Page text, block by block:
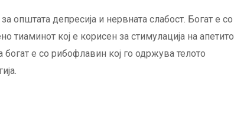
општата депресија и нервната слабост. Богат е со
тиаминот кој е корисен за стимулација на
богат е со рибофлавин кој го одржува телото